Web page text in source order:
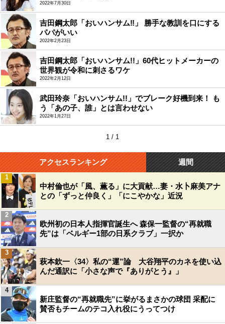
2022年7月30日
吉田鋼太郎「おいハンサム‼」 勝手な教訓を口にする
パパがいい
2022年2月23日
吉田鋼太郎「おいハンサム!!」60代ヒットメーカーの
世界観が令和に刺さるワケ
2022年2月12日
武田玲奈「おいハンサム!!」でブレーク好機到来！ も
う「あの子、誰」とは言わせない
2022年1月27日
1 / 1
アクセスランキング 週間
中村倫也が「風、薫る」に大貢献…妻・水卜麻美アナ
との「ずっと仲良く」「にこやかな」近況
1
欧州初の日本人指揮官誕生へ 森保一監督の“再就職
先”は「ベルギー1部の日系クラブ」一択か
2
萩本欽一〈34〉私の“運”論 大谷翔平のカネを使い込
んだ通訳に「小さな声で『ありがとう』」
3
新庄監督の“再就職先”に挙がるまさかの球団 采配に
賛否もチームのテコ入れ役にうってつけ
4